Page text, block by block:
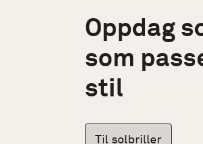
Oppdag
som
stil
Til solbriller